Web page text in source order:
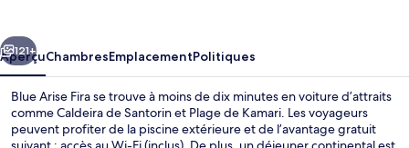
Suivant
121+
AperçuChambresEmplacementPolitiques
Blue Arise Fira se trouve à moins de dix minutes en voiture d’attraits
comme Caldeira de Santorin et Plage de Kamari. Les voyageurs
peuvent profiter de la piscine extérieure et de l’avantage gratuit